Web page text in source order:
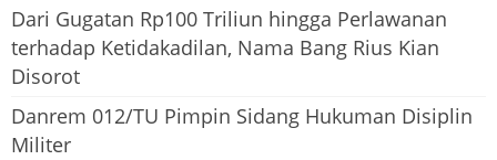
Dari Gugatan Rp100 Triliun hingga Perlawanan
terhadap Ketidakadilan, Nama Bang Rius Kian
Disorot
Danrem 012/TU Pimpin Sidang Hukuman Disiplin
Militer